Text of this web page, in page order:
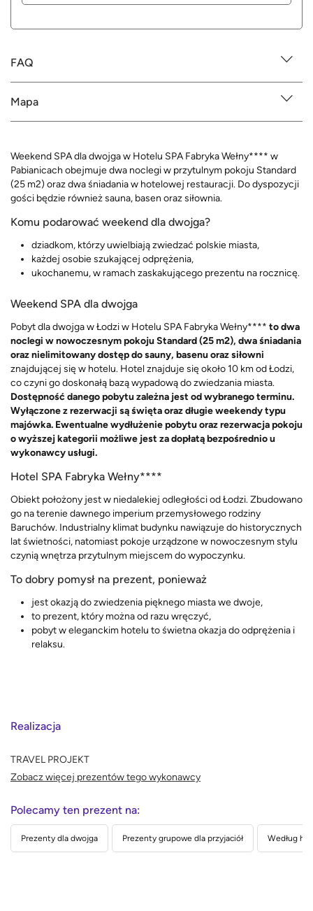
FAQ
Mapa
Weekend SPA dla dwojga w Hotelu SPA Fabryka Wełny**** w
Pabianicach obejmuje dwa noclegi w przytulnym pokoju Standard
(25 m2) oraz dwa śniadania w hotelowej restauracji. Do dyspozycji
gości będzie również sauna, basen oraz siłownia.
Komu podarować weekend dla dwojga?
dziadkom, którzy uwielbiają zwiedzać polskie miasta,
każdej osobie szukającej odprężenia,
ukochanemu, w ramach zaskakującego prezentu na rocznicę.
Weekend SPA dla dwojga
Pobyt dla dwojga w Łodzi w Hotelu SPA Fabryka Wełny**** to dwa
noclegi w nowoczesnym pokoju Standard (25 m2), dwa śniadania
oraz nielimitowany dostęp do sauny, basenu oraz siłowni
znajdującej się w hotelu. Hotel znajduje się około 10 km od Łodzi,
co czyni go doskonałą bazą wypadową do zwiedzania miasta.
Dostępność danego pobytu zależna jest od wybranego terminu.
Wyłączone z rezerwacji są święta oraz długie weekendy typu
majówka. Ewentualne wydłużenie pobytu oraz rezerwacja pokoju
o wyższej kategorii możliwe jest za dopłatą bezpośrednio u
wykonawcy usługi.
Hotel SPA Fabryka Wełny****
Obiekt położony jest w niedalekiej odległości od Łodzi. Zbudowano
go na terenie dawnego imperium przemysłowego rodziny
Baruchów. Industrialny klimat budynku nawiązuje do historycznych
lat świetności, natomiast pokoje urządzone w nowoczesnym stylu
czynią wnętrza przytulnym miejscem do wypoczynku.
To dobry pomysł na prezent, ponieważ
jest okazją do zwiedzenia pięknego miasta we dwoje,
to prezent, który można od razu wręczyć,
pobyt w eleganckim hotelu to świetna okazja do odprężenia i
relaksu.
Realizacja
TRAVEL PROJEKT
Zobacz więcej prezentów tego wykonawcy
Polecamy ten prezent na:
Prezenty dla dwojga Prezenty grupowe dla przyjaciół Według